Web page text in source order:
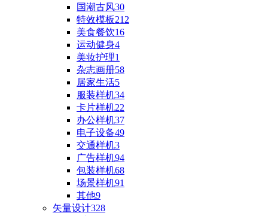
国潮古风30
特效模板212
美食餐饮16
运动健身4
美妆护理1
杂志画册58
居家生活5
服装样机34
卡片样机22
办公样机37
电子设备49
交通样机3
广告样机94
包装样机68
场景样机91
其他9
矢量设计328